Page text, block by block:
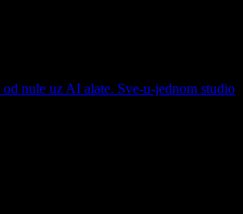
nule uz AI alate. Sve-u-jednom studio